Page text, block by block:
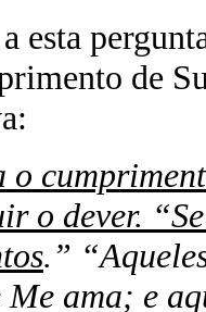
esta
de
o dever.
.”
Me ama; e